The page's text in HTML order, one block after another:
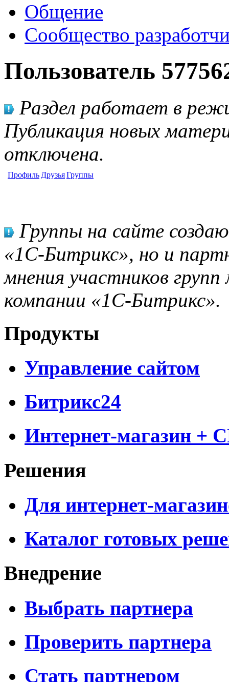
Общение
Сообщество
Пользователь
Раздел работает в
Публикация новых
отключена.
Профиль ДрузьяГруппы
Группы на сайте
«1С-Битрикс», но и
мнения участников
компании «1С-Битрикс».
Продукты
Управление сайтом
Битрикс24
Интернет-магазин +
Решения
Для интернет-
Каталог готовых
Внедрение
Выбрать партнера
Проверить партнера
Стать партнером